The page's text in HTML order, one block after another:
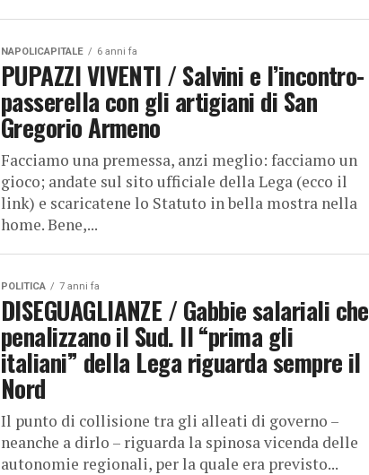
NAPOLICAPITALE 6 anni fa
PUPAZZI VIVENTI / Salvini e l’incontro-
passerella con gli artigiani di San
Gregorio Armeno
Facciamo una premessa, anzi meglio: facciamo un
gioco; andate sul sito ufficiale della Lega (ecco il
link) e scaricatene lo Statuto in bella mostra nella
home. Bene,...
POLITICA 7 anni fa
DISEGUAGLIANZE / Gabbie salariali che
penalizzano il Sud. Il “prima gli
italiani” della Lega riguarda sempre il
Nord
Il punto di collisione tra gli alleati di governo –
neanche a dirlo – riguarda la spinosa vicenda delle
autonomie regionali, per la quale era previsto...